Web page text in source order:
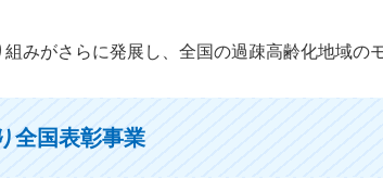
みがさらに発展し、全国の過疎高齢化地域の
全国表彰事業